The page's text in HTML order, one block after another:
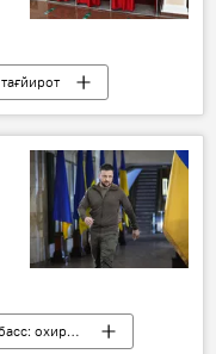
тағйирот
Амалиёти вижаи Русия барои ҳимояи Донбасс: охирин хабарҳо